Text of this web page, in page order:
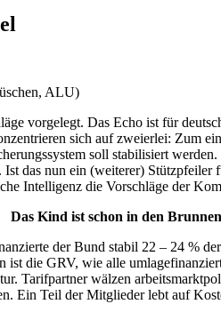
ALU)
vorgelegt. Das Echo ist für
sich auf zweierlei: Zum
soll stabilisiert
das nun ein (weiterer)
Intelligenz die Vorschläge der
Das Kind ist schon in den
der Bund stabil 22 – 24 %
die GRV, wie alle
Tarifpartner wälzen
Ein Teil der Mitglieder lebt auf